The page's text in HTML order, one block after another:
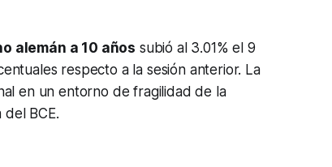
alemán a 10 años subió al 3.01% el 9
respecto a la sesión anterior. La
en un entorno de fragilidad de la
BCE.